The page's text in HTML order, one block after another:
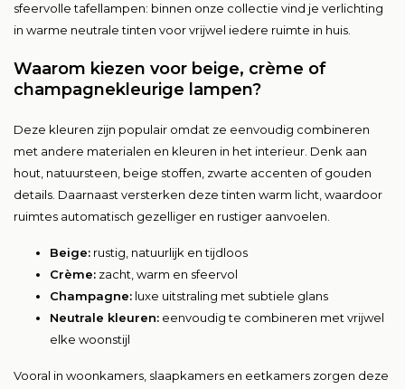
sfeervolle tafellampen: binnen onze collectie vind je verlichting
in warme neutrale tinten voor vrijwel iedere ruimte in huis.
Waarom kiezen voor beige, crème of
champagnekleurige lampen?
Deze kleuren zijn populair omdat ze eenvoudig combineren
met andere materialen en kleuren in het interieur. Denk aan
hout, natuursteen, beige stoffen, zwarte accenten of gouden
details. Daarnaast versterken deze tinten warm licht, waardoor
ruimtes automatisch gezelliger en rustiger aanvoelen.
Beige: rustig, natuurlijk en tijdloos
Crème: zacht, warm en sfeervol
Champagne: luxe uitstraling met subtiele glans
Neutrale kleuren: eenvoudig te combineren met vrijwel
elke woonstijl
Vooral in woonkamers, slaapkamers en eetkamers zorgen deze